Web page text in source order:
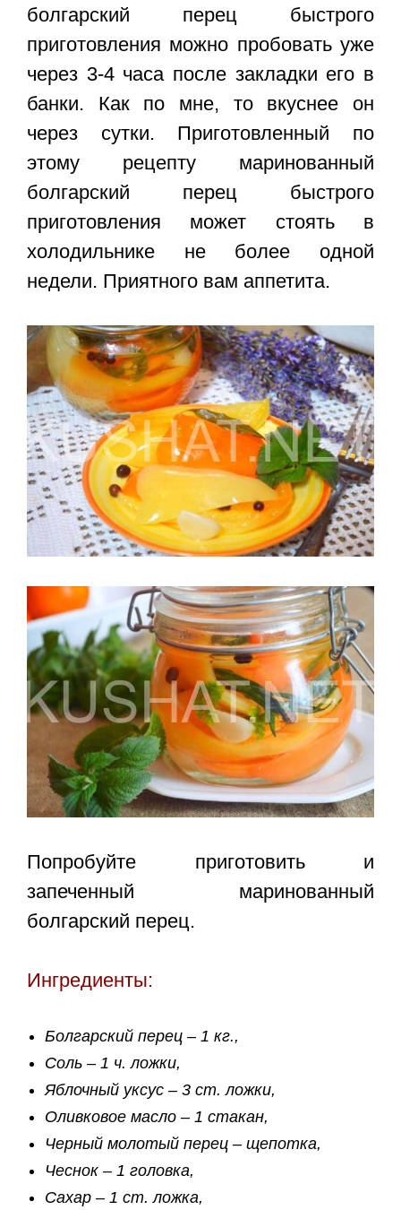
болгарский перец быстрого
приготовления можно пробовать уже
через 3-4 часа после закладки его в
банки. Как по мне, то вкуснее он
через сутки. Приготовленный по
этому рецепту маринованный
болгарский перец быстрого
приготовления может стоять в
холодильнике не более одной
недели. Приятного вам аппетита.
Попробуйте приготовить и
запеченный маринованный
болгарский перец.
Ингредиенты:
Болгарский перец – 1 кг.,
Соль – 1 ч. ложки,
Яблочный уксус – 3 ст. ложки,
Оливковое масло – 1 стакан,
Черный молотый перец – щепотка,
Чеснок – 1 головка,
Сахар – 1 ст. ложка,